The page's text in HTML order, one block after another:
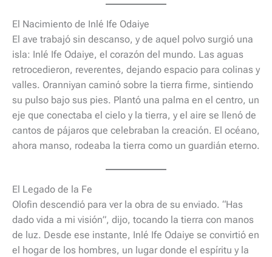
El Nacimiento de Inlé Ife Odaiye
El ave trabajó sin descanso, y de aquel polvo surgió una
isla: Inlé Ife Odaiye, el corazón del mundo. Las aguas
retrocedieron, reverentes, dejando espacio para colinas y
valles. Oranniyan caminó sobre la tierra firme, sintiendo
su pulso bajo sus pies. Plantó una palma en el centro, un
eje que conectaba el cielo y la tierra, y el aire se llenó de
cantos de pájaros que celebraban la creación. El océano,
ahora manso, rodeaba la tierra como un guardián eterno.
El Legado de la Fe
Olofin descendió para ver la obra de su enviado. “Has
dado vida a mi visión”, dijo, tocando la tierra con manos
de luz. Desde ese instante, Inlé Ife Odaiye se convirtió en
el hogar de los hombres, un lugar donde el espíritu y la